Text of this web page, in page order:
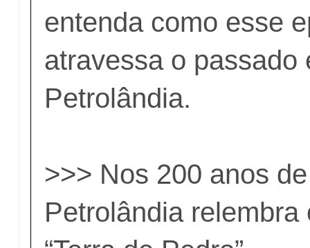
entenda como esse
atravessa o passado
Petrolândia.
>>> Nos 200 anos
Petrolândia relembra